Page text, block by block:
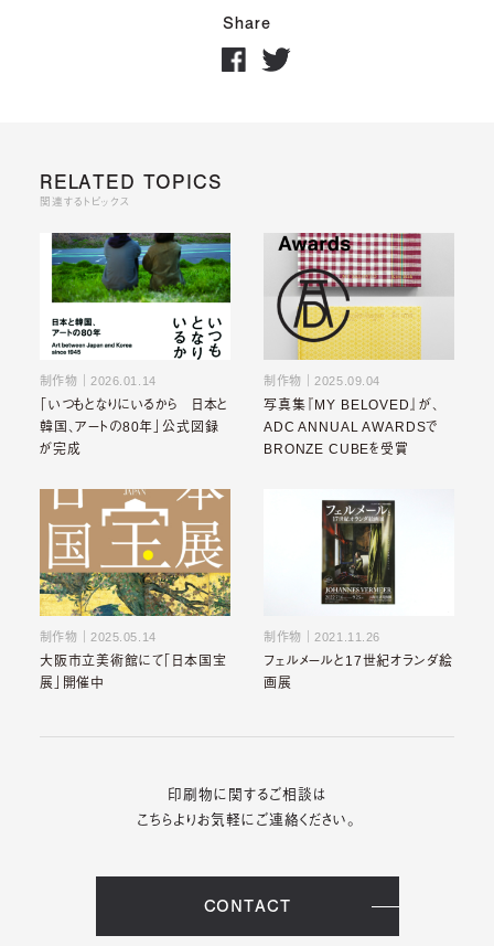
Share
RELATED TOPICS
関連するトピックス
制作物 2026.01.14
「いつもとなりにいるから 日本と
韓国、アートの80年」公式図録
が完成
制作物 2025.09.04
写真集『MY BELOVED』が、
ADC ANNUAL AWARDSで
BRONZE CUBEを受賞
制作物 2025.05.14
大阪市立美術館にて「日本国宝
展」開催中
制作物 2021.11.26
フェルメールと17世紀オランダ絵
画展
印刷物に関するご相談は
こちらよりお気軽にご連絡ください。
CONTACT